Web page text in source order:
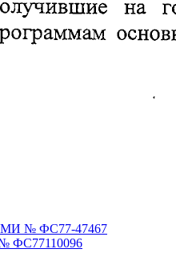
СМИ № ФС77-47467
ФС77110096